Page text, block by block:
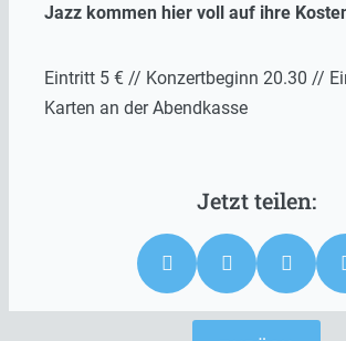
Jazz kommen hier voll auf ihre
Eintritt 5 € // Konzertbeginn 20.30 //
Karten an der Abendkasse